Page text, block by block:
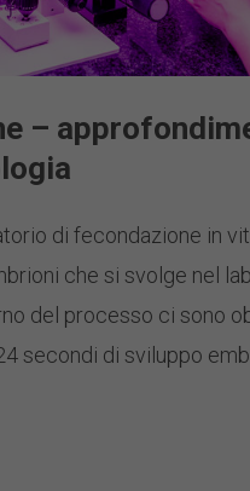
–
di fecondazione in
che si svolge nel
del processo ci sono
secondi di sviluppo